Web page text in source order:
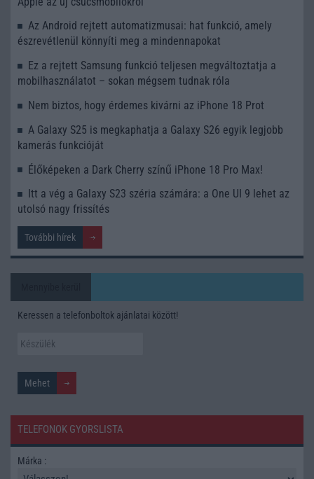
Az Android rejtett automatizmusai: hat funkció, amely
észrevétlenül könnyíti meg a mindennapokat
Ez a rejtett Samsung funkció teljesen megváltoztatja a
mobilhasználatot – sokan mégsem tudnak róla
Nem biztos, hogy érdemes kivárni az iPhone 18 Prot
A Galaxy S25 is megkaphatja a Galaxy S26 egyik legjobb
kamerás funkcióját
Élőképeken a Dark Cherry színű iPhone 18 Pro Max!
Itt a vég a Galaxy S23 széria számára: a One UI 9 lehet az
utolsó nagy frissítés
További hírek
Keressen a telefonboltok ajánlatai között!
TELEFONOK GYORSLISTA
Márka :